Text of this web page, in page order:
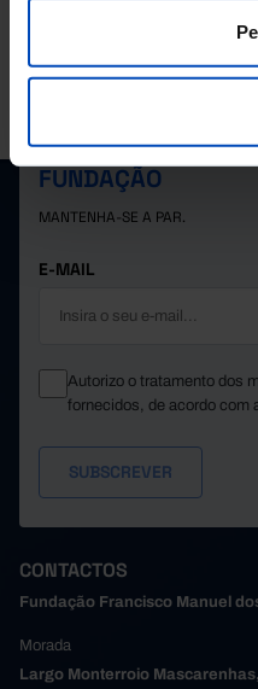
SUBSCREVER A
FUNDAÇÃO
MANTENHA-SE A PAR.
E-MAIL
Autorizo o tratamento dos
fornecidos, de acordo com
CONTACTOS
Fundação Francisco Manuel
Morada
Largo Monterroio Mascarenhas,